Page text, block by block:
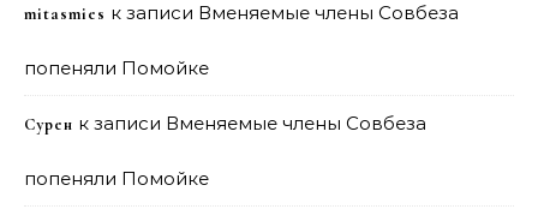
mitasmies к записи Вменяемые члены Совбеза
попеняли Помойке
Сурен к записи Вменяемые члены Совбеза
попеняли Помойке